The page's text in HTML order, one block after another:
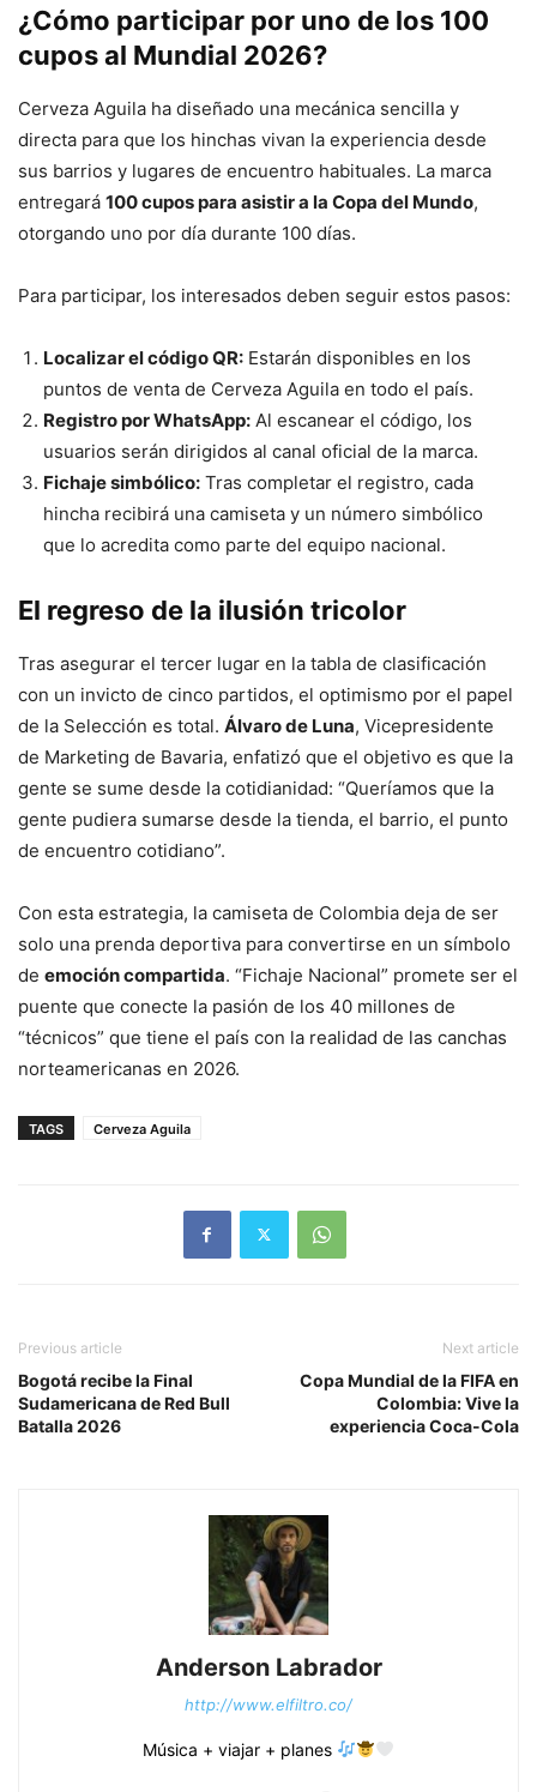
¿Cómo participar por uno de los 100
cupos al Mundial 2026?
Cerveza Aguila ha diseñado una mecánica sencilla y
directa para que los hinchas vivan la experiencia desde
sus barrios y lugares de encuentro habituales. La marca
entregará 100 cupos para asistir a la Copa del Mundo,
otorgando uno por día durante 100 días.
Para participar, los interesados deben seguir estos pasos:
Localizar el código QR: Estarán disponibles en los
puntos de venta de Cerveza Aguila en todo el país.
Registro por WhatsApp: Al escanear el código, los
usuarios serán dirigidos al canal oficial de la marca.
Fichaje simbólico: Tras completar el registro, cada
hincha recibirá una camiseta y un número simbólico
que lo acredita como parte del equipo nacional.
El regreso de la ilusión tricolor
Tras asegurar el tercer lugar en la tabla de clasificación
con un invicto de cinco partidos, el optimismo por el papel
de la Selección es total. Álvaro de Luna, Vicepresidente
de Marketing de Bavaria, enfatizó que el objetivo es que la
gente se sume desde la cotidianidad: “Queríamos que la
gente pudiera sumarse desde la tienda, el barrio, el punto
de encuentro cotidiano”.
Con esta estrategia, la camiseta de Colombia deja de ser
solo una prenda deportiva para convertirse en un símbolo
de emoción compartida. “Fichaje Nacional” promete ser el
puente que conecte la pasión de los 40 millones de
“técnicos” que tiene el país con la realidad de las canchas
norteamericanas en 2026.
TAGS Cerveza Aguila
Previous article
Bogotá recibe la Final
Sudamericana de Red Bull
Batalla 2026
Next article
Copa Mundial de la FIFA en
Colombia: Vive la
experiencia Coca-Cola
Anderson Labrador
http://www.elfiltro.co/
Música + viajar + planes